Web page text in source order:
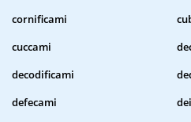
cornificami
cuccami
decodificami
defecami